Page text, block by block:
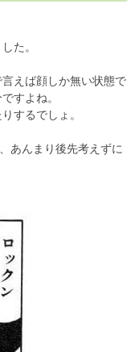
た。
えば顔しか無い状態で
すよね。
するでしょ。
あんまり後先考えずに